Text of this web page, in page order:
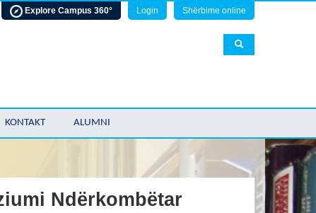
Explore Campus 360° Login Shërbime online
KONTAKT ALUMNI
Ndërkombëtar